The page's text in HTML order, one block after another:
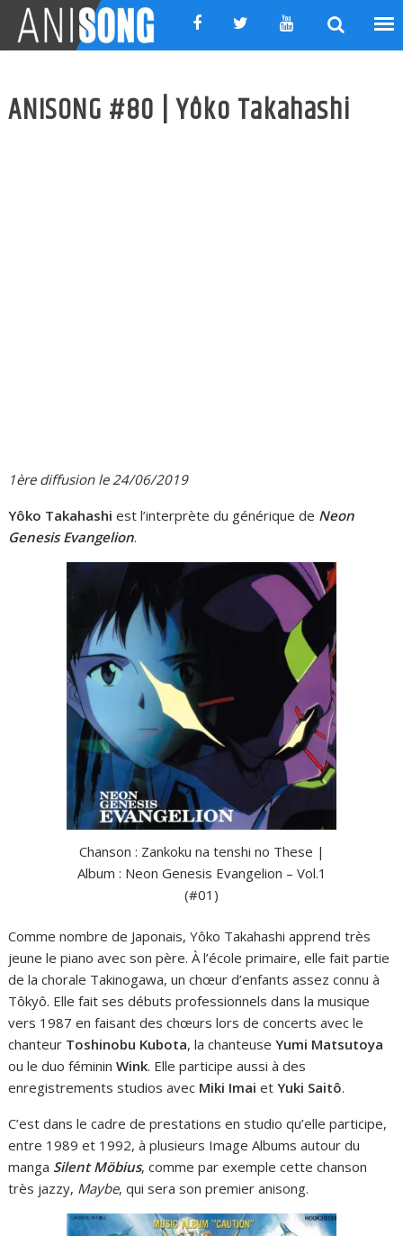
content
ANISONG #80 | Yôko Takahashi
1ère diffusion le 24/06/2019
Yôko Takahashi est l’interprète du générique de Neon
Genesis Evangelion.
Chanson : Zankoku na tenshi no These |
Album : Neon Genesis Evangelion – Vol.1
(#01)
Comme nombre de Japonais, Yôko Takahashi apprend très
jeune le piano avec son père. À l’école primaire, elle fait partie
de la chorale Takinogawa, un chœur d’enfants assez connu à
Tôkyô. Elle fait ses débuts professionnels dans la musique
vers 1987 en faisant des chœurs lors de concerts avec le
chanteur Toshinobu Kubota, la chanteuseYumi Matsutoya
ou le duo fémininWink. Elle participe aussi à des
enregistrements studios avec Miki Imai etYuki Saitô.
C’est dans le cadre de prestations en studio qu’elle participe,
entre 1989 et 1992, à plusieurs Image Albums autour du
manga Silent Möbius, comme par exemple cette chanson
très jazzy, Maybe, qui sera son premier anisong.